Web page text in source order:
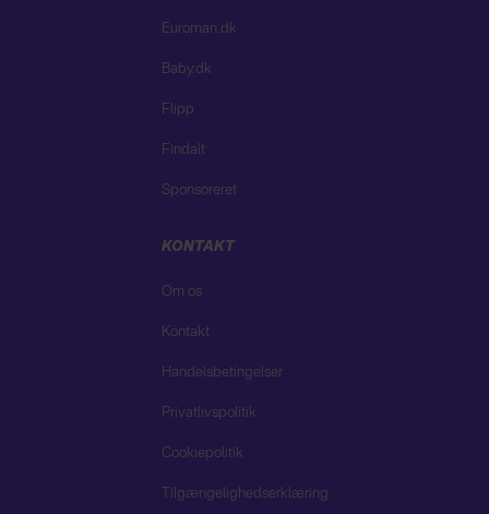
Euroman.dk
Baby.dk
Flipp
Findalt
Sponsoreret
KONTAKT
Om os
Kontakt
Handelsbetingelser
Privatlivspolitik
Cookiepolitik
Tilgængelighedserklæring